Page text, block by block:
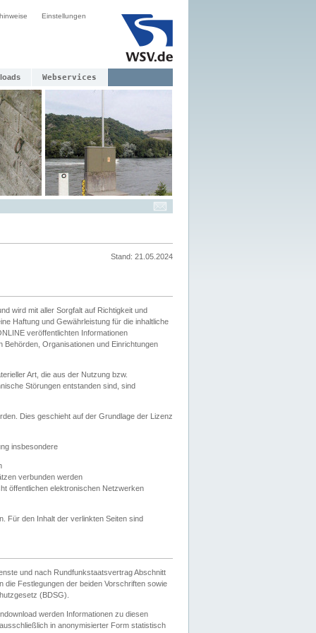
Einstellungen
Webservices
Stand: 21.05.2024
wird mit aller Sorgfalt auf Richtigkeit und
Haftung und Gewährleistung für die inhaltliche
veröffentlichten Informationen
Organisationen und Einrichtungen
Art, die aus der Nutzung bzw.
Störungen entstanden sind, sind
Dies geschieht auf der Grundlage der Lizenz
insbesondere
verbunden werden
öffentlichen elektronischen Netzwerken
Für den Inhalt der verlinkten Seiten sind
und nach Rundfunkstaatsvertrag Abschnitt
Festlegungen der beiden Vorschriften sowie
(BDSG).
werden Informationen zu diesen
in anonymisierter Form statistisch